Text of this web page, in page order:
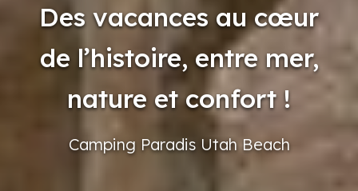
Des vacances au cœur
de l’histoire, entre mer,
nature et confort !
Camping Paradis Utah Beach